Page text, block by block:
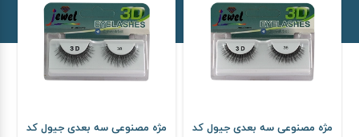
مژه مصنوعی سه بعدی جیول کد
مژه مصنوعی سه بعدی جیول کد